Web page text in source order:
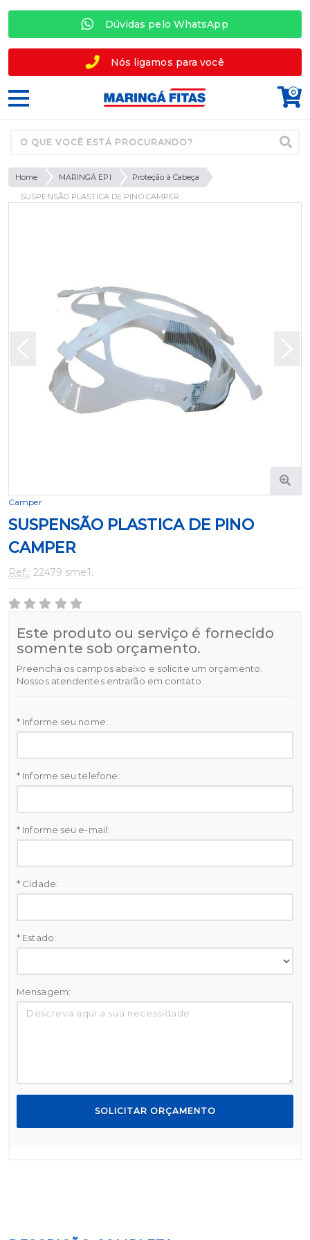
Dúvidas pelo WhatsApp
Nós ligamos para você
0
Home MARINGÁ EPI
Proteção à Cabeça
SUSPENSÃO PLASTICA DE PINO CAMPER
Camper
SUSPENSÃO PLASTICA DE PINO
CAMPER
Ref.: 22479 sme1.
Este produto ou serviço é fornecido
somente sob orçamento.
Preencha os campos abaixo e solicite um orçamento.
Nossos atendentes entrarão em contato.
* Informe seu nome:
* Informe seu telefone:
* Informe seu e-mail:
* Cidade:
* Estado:
Mensagem:
SOLICITAR ORÇAMENTO